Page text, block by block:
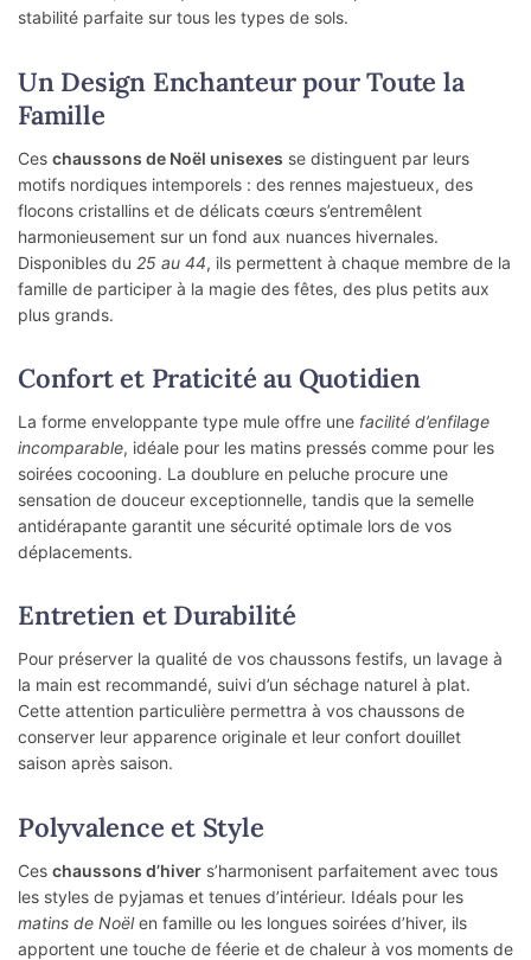
stabilité parfaite sur tous les types de sols.
Un Design Enchanteur pour Toute la
Famille
Ces chaussons de Noël unisexes se distinguent par leurs
motifs nordiques intemporels : des rennes majestueux, des
flocons cristallins et de délicats cœurs s’entremêlent
harmonieusement sur un fond aux nuances hivernales.
Disponibles du 25 au 44, ils permettent à chaque membre de la
famille de participer à la magie des fêtes, des plus petits aux
plus grands.
Confort et Praticité au Quotidien
La forme enveloppante type mule offre une facilité d’enfilage
incomparable, idéale pour les matins pressés comme pour les
soirées cocooning. La doublure en peluche procure une
sensation de douceur exceptionnelle, tandis que la semelle
antidérapante garantit une sécurité optimale lors de vos
déplacements.
Entretien et Durabilité
Pour préserver la qualité de vos chaussons festifs, un lavage à
la main est recommandé, suivi d’un séchage naturel à plat.
Cette attention particulière permettra à vos chaussons de
conserver leur apparence originale et leur confort douillet
saison après saison.
Polyvalence et Style
Ces chaussons d’hiver s’harmonisent parfaitement avec tous
les styles de pyjamas et tenues d’intérieur. Idéals pour les
matins de Noëlen famille ou les longues soirées d’hiver, ils
apportent une touche de féerie et de chaleur à vos moments de